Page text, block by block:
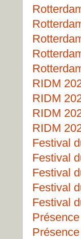
RIDM
RIDM
RIDM
RIDM
Festival
Festival
Festival
Festival
Festival